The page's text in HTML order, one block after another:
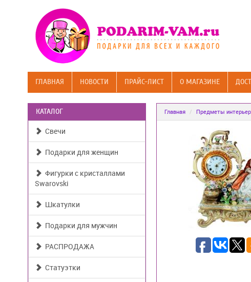
ГЛАВНАЯ НОВОСТИ ПРАЙС-ЛИСТ О МАГАЗИНЕ
КАТАЛОГ
Свечи
Подарки для женщин
Фигурки с кристаллами
Swarovski
Шкатулки
Подарки для мужчин
РАСПРОДАЖА
Статуэтки
Главная Предметы